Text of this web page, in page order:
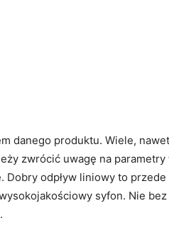
danego produktu. Wiele,
zwrócić uwagę na
Dobry odpływ liniowy to
syfon. Nie